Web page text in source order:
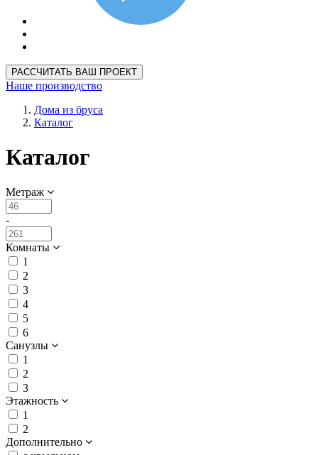
РАССЧИТАТЬ ВАШ ПРОЕКТ
Наше производство
Дома из бруса
Каталог
Каталог
Метраж
-
Комнаты
1
2
3
4
5
6
Санузлы
1
2
3
Этажность
1
2
Дополнительно